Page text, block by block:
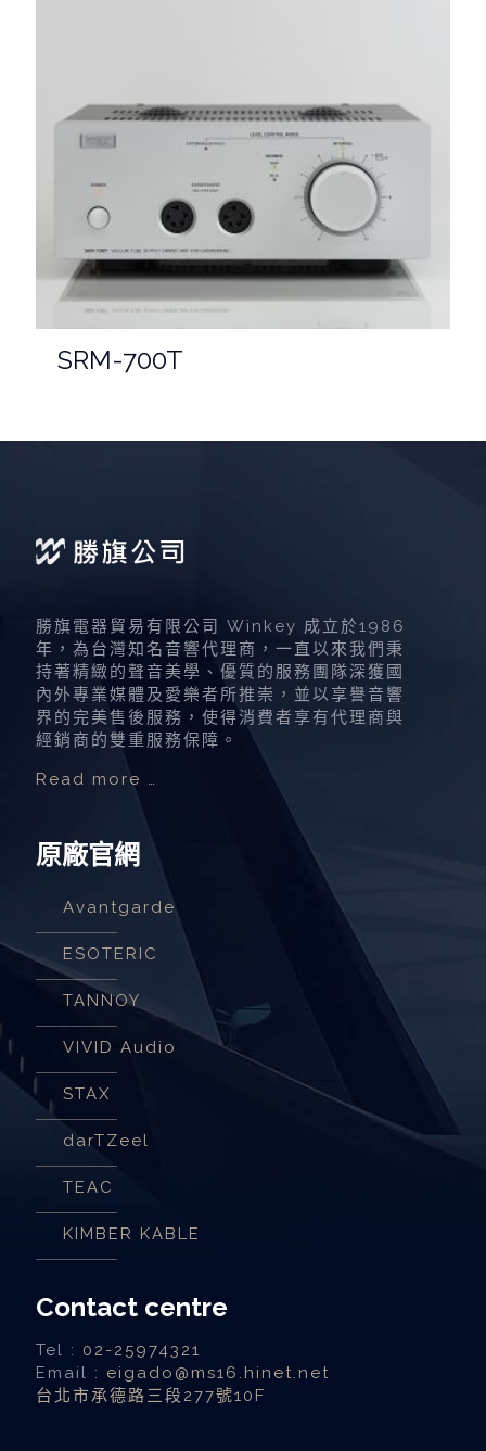
SRM-700T
勝旗電器貿易有限公司 Winkey 成立於1986
年，為台灣知名音響代理商，一直以來我們秉
持著精緻的聲音美學、優質的服務團隊深獲國
內外專業媒體及愛樂者所推崇，並以享譽音響
界的完美售後服務，使得消費者享有代理商與
經銷商的雙重服務保障。
Read more …
原廠官網
Avantgarde
ESOTERIC
TANNOY
VIVID Audio
STAX
darTZeel
TEAC
KIMBER KABLE
Contact centre
Tel : 02-25974321
Email : eigado@ms16.hinet.net
台北市承德路三段277號10F